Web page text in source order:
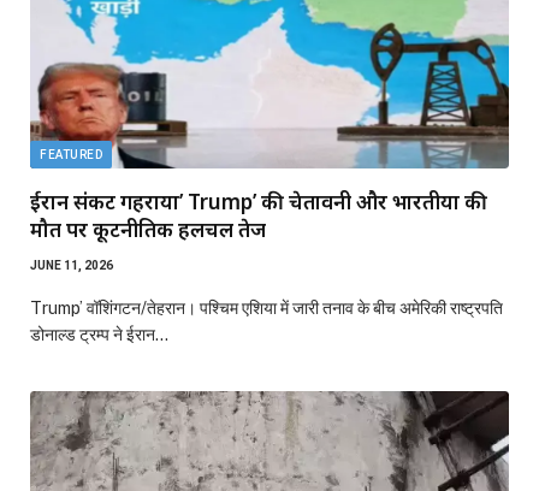
FEATURED
ईरान संकट गहराया’ Trump’ की चेतावनी और भारतीयों की
मौत पर कूटनीतिक हलचल तेज
JUNE 11, 2026
Trump’ वॉशिंगटन/तेहरान। पश्चिम एशिया में जारी तनाव के बीच अमेरिकी राष्ट्रपति
डोनाल्ड ट्रम्प ने ईरान…